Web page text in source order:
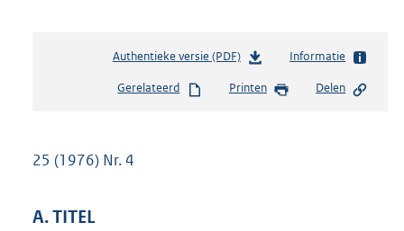
Authentieke versie (PDF)b
s
Informatie
Gerelateerd Printen Delen
25 (1976) Nr. 4
A. TITEL